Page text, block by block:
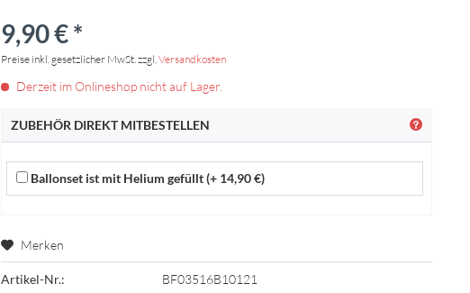
9,90 € *
Preise inkl. gesetzlicher MwSt. zzgl.Versandkosten
Derzeit im Onlineshop nicht auf Lager.
ZUBEHÖR DIREKT MITBESTELLEN
Ballonset ist mit Helium gefüllt (+ 14,90 €)
Merken
Artikel-Nr.: BF03516B10121